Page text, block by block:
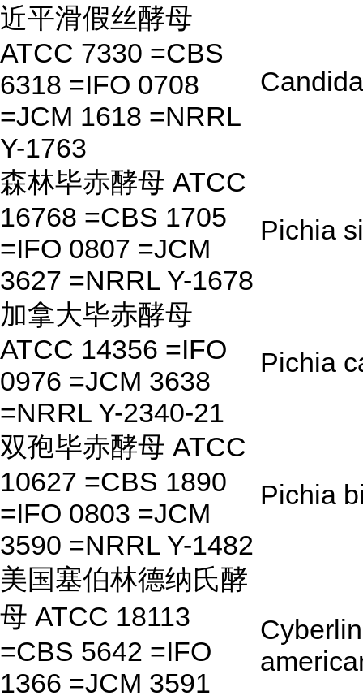
近平滑假丝酵母
ATCC 7330 =CBS
6318 =IFO 0708
=JCM 1618 =NRRL
Y-1763
森林毕赤酵母 ATCC
16768 =CBS 1705
=IFO 0807 =JCM
3627 =NRRL Y-1678
Pichia
加拿大毕赤酵母
ATCC 14356 =IFO
0976 =JCM 3638
=NRRL Y-2340-21
Pichia
双孢毕赤酵母 ATCC
10627 =CBS 1890
=IFO 0803 =JCM
3590 =NRRL Y-1482
Pichia
美国塞伯林德纳氏酵
母 ATCC 18113
=CBS 5642 =IFO
1366 =JCM 3591